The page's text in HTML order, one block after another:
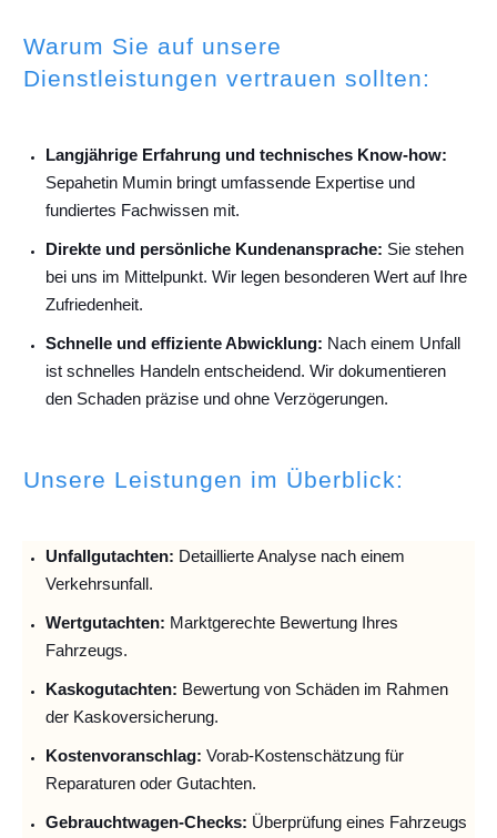
Warum Sie auf unsere
Dienstleistungen vertrauen sollten:
Langjährige Erfahrung und technisches Know-how:
Sepahetin Mumin bringt umfassende Expertise und
fundiertes Fachwissen mit.
Direkte und persönliche Kundenansprache: Sie stehen
bei uns im Mittelpunkt. Wir legen besonderen Wert auf Ihre
Zufriedenheit.
Schnelle und effiziente Abwicklung: Nach einem Unfall
ist schnelles Handeln entscheidend. Wir dokumentieren
den Schaden präzise und ohne Verzögerungen.
Unsere Leistungen im Überblick:
Unfallgutachten: Detaillierte Analyse nach einem
Verkehrsunfall.
Wertgutachten: Marktgerechte Bewertung Ihres
Fahrzeugs.
Kaskogutachten: Bewertung von Schäden im Rahmen
der Kaskoversicherung.
Kostenvoranschlag: Vorab-Kostenschätzung für
Reparaturen oder Gutachten.
Gebrauchtwagen-Checks: Überprüfung eines Fahrzeugs